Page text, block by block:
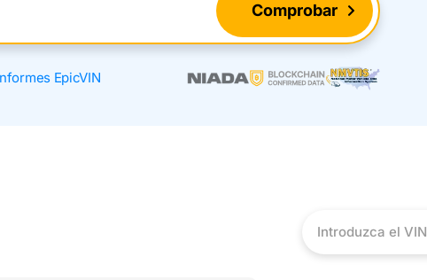
Comprobar
EpicVIN
Introduzca el VIN